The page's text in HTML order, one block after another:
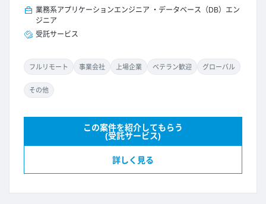
業務系アプリケーションエンジニア
データベース（DB）エン
ジニア
受託サービス
フルリモート 事業会社 上場企業 ベテラン歓迎 グローバル
その他
詳しく見る
この案件を紹介してもらう
(受託サービス)